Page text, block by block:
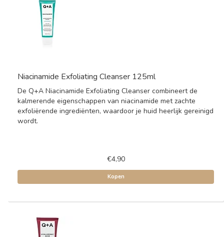
Niacinamide Exfoliating Cleanser 125ml
De Q+A Niacinamide Exfoliating Cleanser combineert de
kalmerende eigenschappen van niacinamide met zachte
exfoliërende ingrediënten, waardoor je huid heerlijk gereinigd
wordt.
€4,90
Kopen